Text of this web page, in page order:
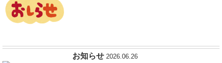
お知らせ 2026.06.26